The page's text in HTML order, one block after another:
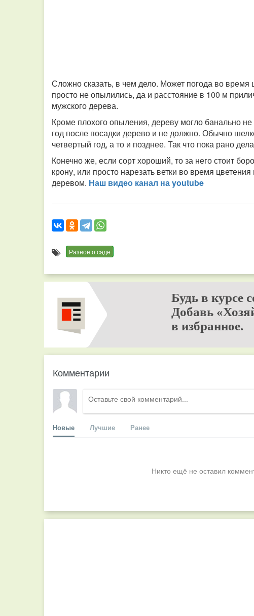
Сложно сказать, в чем дело. Может погода во время
просто не опылились, да и расстояние в 100 м
мужского дерева.
Кроме плохого опыления, дереву могло банально
год после посадки дерево и не должно. Обычно
четвертый год, а то и позднее. Так что пока рано
Конечно же, если сорт хороший, то за него стоит
крону, или просто нарезать ветки во время
деревом. Наш видео канал на youtube
Разное о саде
Будь в курсе
Добавь
в избранное.
Комментарии
Новые Лучшие Ранее
Никто ещё не оставил